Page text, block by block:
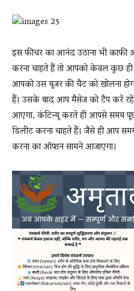
इस फीचर का आनंद उठाना भी
करना चाहते हैं तो आपको केवल कुछ ही
आपको उस यूजर की चैट को खोलना
हैं। उसके बाद आप मैसेज को टैप करें
आएगा, कंटिन्यू करते ही आपसे समय
डिलीट करना चाहते हैं। जैसे ही आप
करना का ऑप्शन सामने आजाएगा।